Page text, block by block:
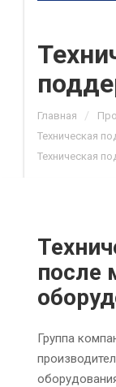
Главная /
Техническая
Техническая
после
Группа